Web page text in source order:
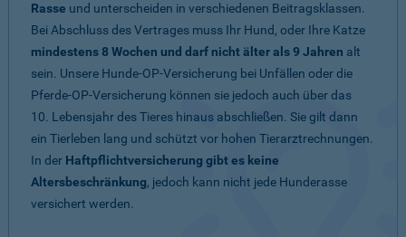
Rasse und unterscheiden in verschiedenen Beitragsklassen.
Bei Abschluss des Vertrages muss Ihr Hund, oder Ihre Katze
mindestens 8 Wochen und darf nicht älter als 9 Jahren alt
sein. Unsere Hunde-OP-Versicherung bei Unfällen oder die
Pferde-OP-Versicherung können sie jedoch auch über das
10. Lebensjahr des Tieres hinaus abschließen. Sie gilt dann
ein Tierleben lang und schützt vor hohen Tierarztrechnungen.
In der Haftpflichtversicherung gibt es keine
Altersbeschränkung, jedoch kann nicht jede Hunderasse
versichert werden.